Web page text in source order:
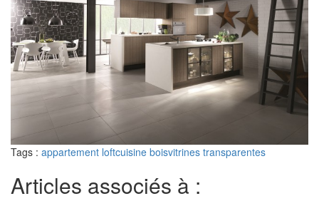
Tags : appartement loftcuisine boisvitrines transparentes
Articles associés à :